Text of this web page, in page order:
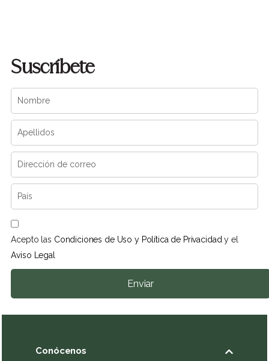
Suscríbete
Acepto las Condiciones de Uso y Política de Privacidady el
Aviso Legal
Enviar
Conócenos